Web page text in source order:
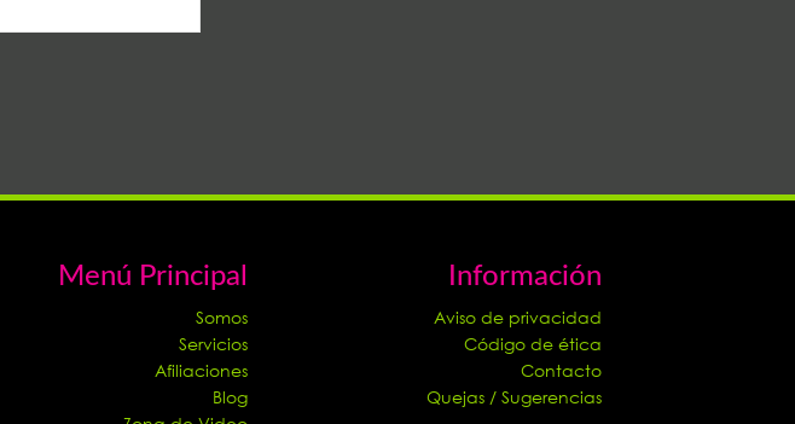
Menú Principal
Somos
Servicios
Afiliaciones
Blog
Información
Aviso de privacidad
Código de ética
Contacto
Quejas / Sugerencias